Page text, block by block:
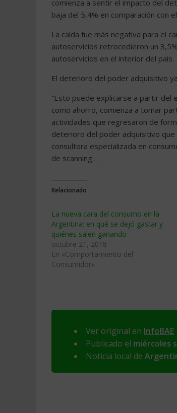
comienza a sentir el impacto del
baja del 5,4% en comparación con
La caída fue más negativa para el
autoservicios retrocedieron un
autoservicios en el interior del país.
El deterioro del poder adquisitivo
“Esto puede explicarse a partir del
como ahorro, comienza a tomar
actividades que regresaron de
deterioro del poder adquisitivo que
consultora especializada en
de scanning…
Relacionado
La nueva cara del consumo en la
Argentina: en qué se dejó gastar y
quiénes salen ganando
octubre 21, 2018
En «Comportamiento del
Consumidor»
Ver original en InfoBAE
Publicado el miércoles
Noticia local de